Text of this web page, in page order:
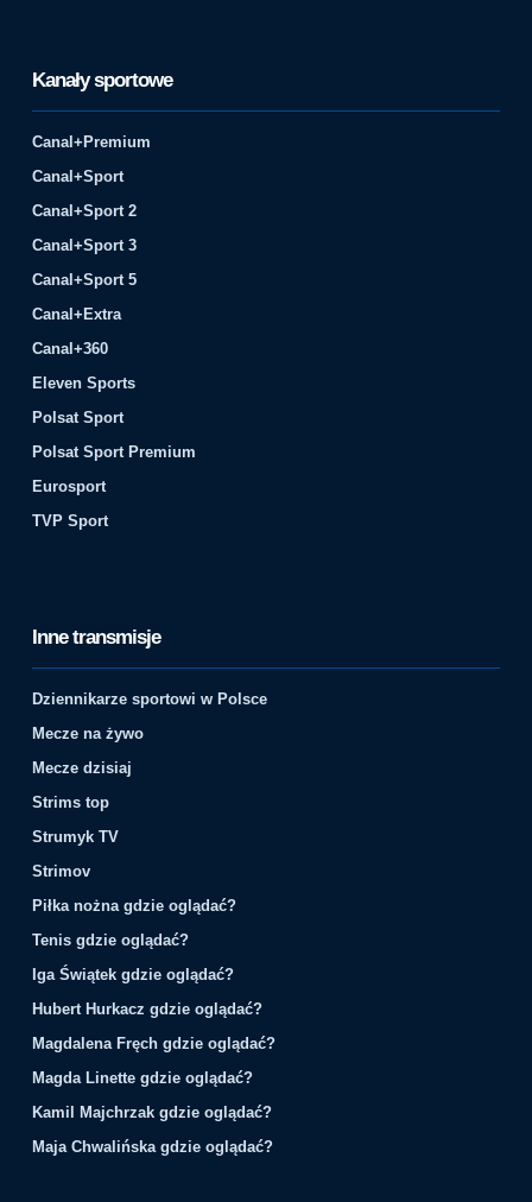
Kanały sportowe
Canal+Premium
Canal+Sport
Canal+Sport 2
Canal+Sport 3
Canal+Sport 5
Canal+Extra
Canal+360
Eleven Sports
Polsat Sport
Polsat Sport Premium
Eurosport
TVP Sport
Inne transmisje
Dziennikarze sportowi w Polsce
Mecze na żywo
Mecze dzisiaj
Strims top
Strumyk TV
Strimov
Piłka nożna gdzie oglądać?
Tenis gdzie oglądać?
Iga Świątek gdzie oglądać?
Hubert Hurkacz gdzie oglądać?
Magdalena Fręch gdzie oglądać?
Magda Linette gdzie oglądać?
Kamil Majchrzak gdzie oglądać?
Maja Chwalińska gdzie oglądać?